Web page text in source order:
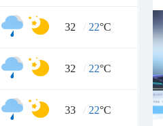
32 / 22°C
32 / 22°C
33 / 22°C